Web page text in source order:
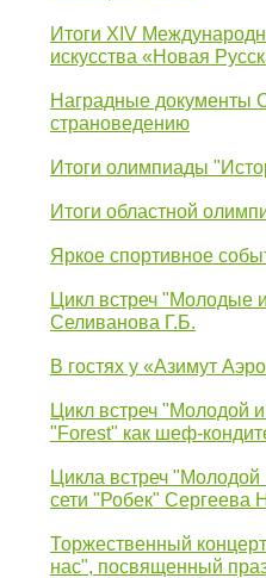
Итоги XIV
искусства «Новая
Наградные документы
страноведению
Итоги олимпиады
Итоги областной
Яркое спортивное
Цикл встреч "Молодые
Селиванова Г.Б.
В гостях у «Азимут
Цикл встреч "Молодой
"Forest" как шеф-
Цикла встреч
сети "Робек" Сергеева
Торжественный
нас", посвященный